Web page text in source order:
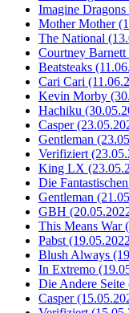
Imagine
Mother Mother
The National
Courtney
Beatsteaks
Cari Cari
Kevin Morby
Hachiku
Casper
Gentleman
Verifiziert
King LX
Die
Gentleman
GBH
This Means War
Pabst
Blush Always
In Extremo
Die Andere
Casper